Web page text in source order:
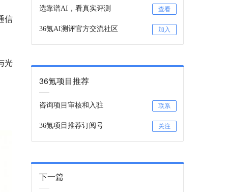
信
光
选靠谱AI，看真实评测 查看
36氪AI测评官方交流社区 加入
36氪项目推荐
咨询项目审核和入驻 联系
36氪项目推荐订阅号 关注
下一篇